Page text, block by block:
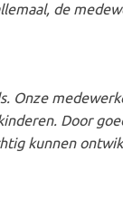
de
Onze
Door
kunnen